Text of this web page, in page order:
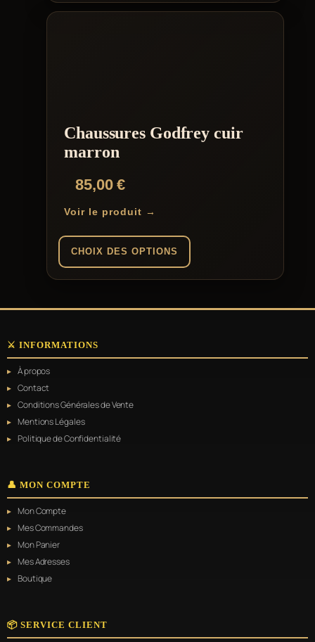
produit
page
Chaussures Godfrey cuir
marron
85,00€
Voir le produit →
CHOIX DES OPTIONS
a
Les
options
peuvent
être
sur
la
page
⚔️ INFORMATIONS
À propos
Contact
Conditions Générales de Vente
Mentions Légales
Politique de Confidentialité
👤 MON COMPTE
Mon Compte
Mes Commandes
Mon Panier
Mes Adresses
Boutique
📦 SERVICE CLIENT